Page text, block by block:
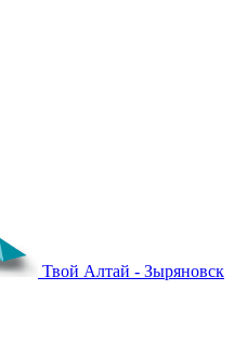
Твой Алтай - Зыряновск